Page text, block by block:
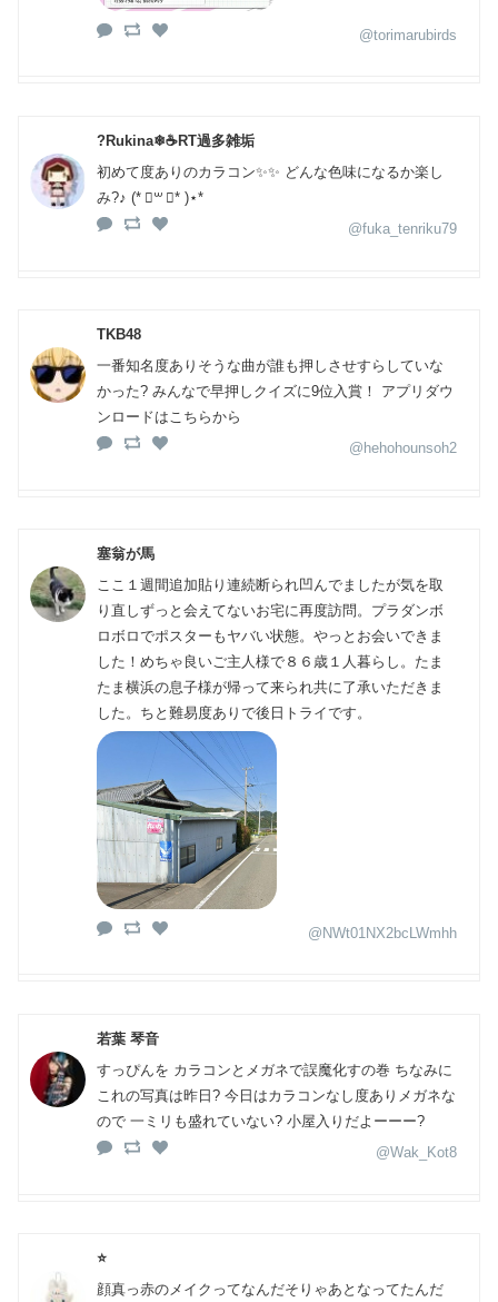
@torimarubirds
?Rukina❄☕RT過多雑垢
初めて度ありのカラコン✨✨⁡ ⁡どんな色味になるか楽し
み?♪ (* ॑꒳ ॑* )⋆* ⁡ ⁡
@fuka_tenriku79
TKB48
一番知名度ありそうな曲が誰も押しさせすらしていな
かった? みんなで早押しクイズに9位入賞！ アプリダウ
ンロードはこちらから
@hehohounsoh2
塞翁が馬
ここ１週間追加貼り連続断られ凹んでましたが気を取
り直しずっと会えてないお宅に再度訪問。プラダンボ
ロボロでポスターもヤバい状態。やっとお会いできま
した！めちゃ良いご主人様で８６歳１人暮らし。たま
たま横浜の息子様が帰って来られ共に了承いただきま
した。ちと難易度ありで後日トライです。
@NWt01NX2bcLWmhh
若葉 琴音
すっぴんを カラコンとメガネで誤魔化すの巻 ちなみに
これの写真は昨日? 今日はカラコンなし度ありメガネな
ので 一ミリも盛れていない? 小屋入りだよーーー?
@Wak_Kot8
⭐️
顔真っ赤のメイクってなんだそりゃあとなってたんだ